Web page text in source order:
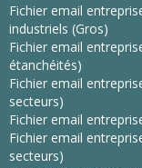
Fichier email
industriels (Gros)
Fichier email
étanchéités)
Fichier email
secteurs)
Fichier email
Fichier email
secteurs)